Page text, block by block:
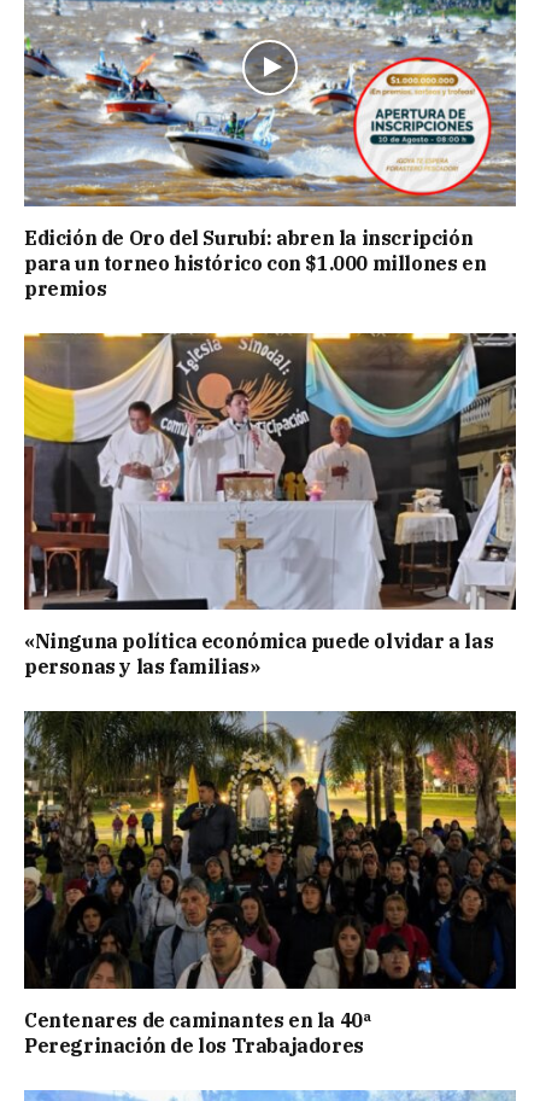
Edición de Oro del Surubí: abren la inscripción
para un torneo histórico con $1.000 millones en
premios
«Ninguna política económica puede olvidar a las
personas y las familias»
Centenares de caminantes en la 40ª
Peregrinación de los Trabajadores